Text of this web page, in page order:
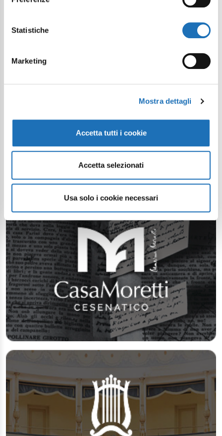
Statistiche
Marketing
Mostra dettagli
Accetta tutti i cookie
Accetta selezionati
Usa solo i cookie necessari